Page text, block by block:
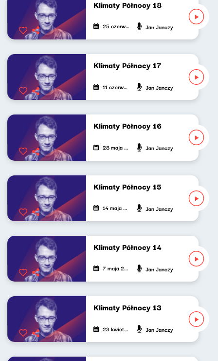
Klimaty Północy 18
25 czerwca 2022 Jan Janczy
Klimaty Północy 17
11 czerwca 2022 Jan Janczy
Klimaty Północy 16
28 maja 2022 Jan Janczy
Klimaty Północy 15
14 maja 2022 Jan Janczy
Klimaty Północy 14
7 maja 2022 Jan Janczy
Klimaty Północy 13
23 kwietnia 2022 Jan Janczy